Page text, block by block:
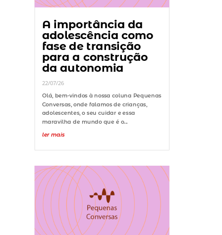
A importância da
adolescência como
fase de transição
para a construção
da autonomia
22/07/26
Olá, bem-vindos à nossa coluna Pequenas
Conversas, onde falamos de crianças,
adolescentes, o seu cuidar e essa
maravilha de mundo que é o...
ler mais